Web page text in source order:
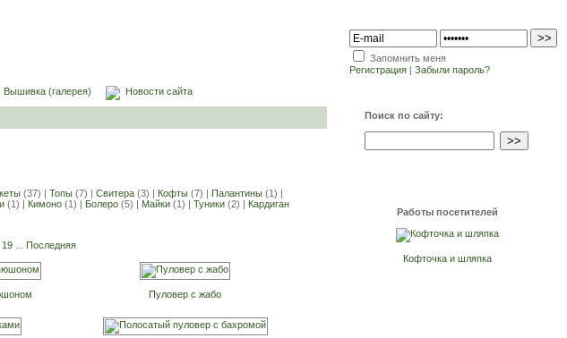
Запомнить меня
Регистрация | Забыли пароль?
Вышивка (галерея) Новости сайта
(37) | Топы (7) | Свитера (3) | Кофты (7) | Палантины (1) |
(1) | Кимоно (1) | Болеро (5) | Майки (1) | Туники (2) | Кардиган
19 Последняя
Пуловер с жабо
Поиск по сайту:
Работы посетителей
Кофточка и шляпка